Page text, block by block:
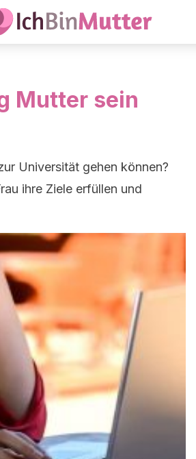
Mutter sein
Universität gehen können?
ihre Ziele erfüllen und